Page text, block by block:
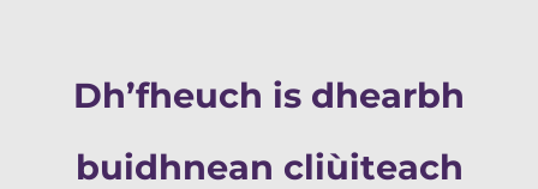
Dh’fheuch is dhearbh
buidhnean cliùiteach